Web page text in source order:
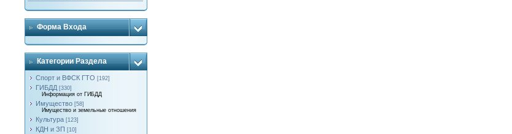
Форма Входа
Категории Раздела
Спорт и ВФСК ГТО [192]
ГИБДД [330]
Информация от ГИБДД
Имущество [58]
Имущество и земельные отношения
Культура [123]
КДН и ЗП [10]